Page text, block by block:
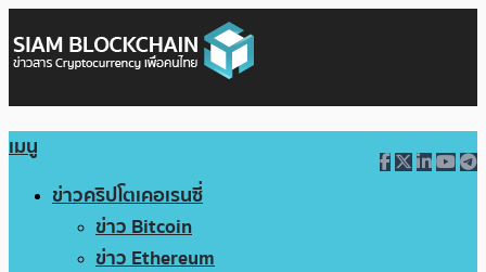
เมนู
ข่าวคริปโตเคอเรนซี่
ข่าว Bitcoin
ข่าว Ethereum